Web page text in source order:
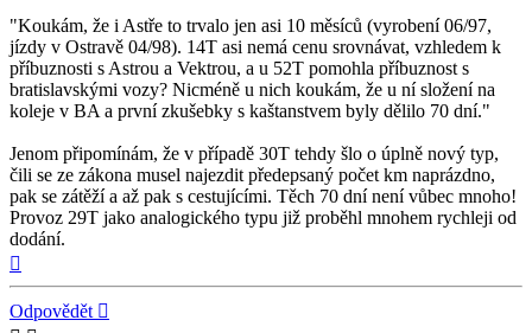
"Koukám, že i Astře to trvalo jen asi 10 měsíců (vyrobení 06/97,
jízdy v Ostravě 04/98). 14T asi nemá cenu srovnávat, vzhledem k
příbuznosti s Astrou a Vektrou, a u 52T pomohla příbuznost s
bratislavskými vozy? Nicméně u nich koukám, že u ní složení na
koleje v BA a první zkušebky s kaštanstvem byly dělilo 70 dní."
Jenom připomínám, že v případě 30T tehdy šlo o úplně nový typ,
čili se ze zákona musel najezdit předepsaný počet km naprázdno,
pak se zátěží a až pak s cestujícími. Těch 70 dní není vůbec mnoho!
Provoz 29T jako analogického typu již proběhl mnohem rychleji od
dodání.
Odpovědět